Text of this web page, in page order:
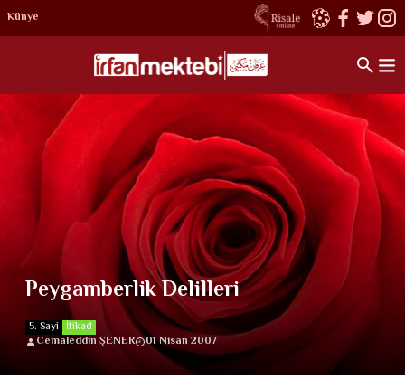
Künye
Peygamberlik Delilleri
5. Sayi İtikad
Cemaleddin ŞENER
01 Nisan 2007